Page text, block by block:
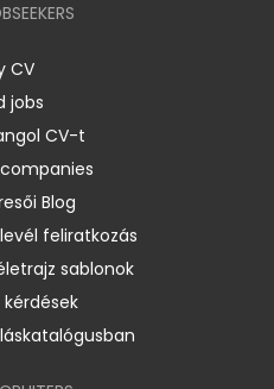
CV
jobs
CV-t
Blog
feliratkozás
sablonok
kérdések